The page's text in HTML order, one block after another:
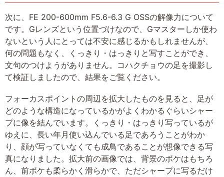
次に、FE 200-600mm F5.6-6.3 G OSSの解像力について
です。Gレンズという位置づけなので、Gマスターしか使わ
ないという人にとっては不安に感じるかもしれませんが、
何の問題もなく、くっきり・はっきりと写すことができ、
文句のつけようがありません。コハクチョウの足を撮影し
て検証しましたので、結果をご覧ください。
フォーカスポイントの周辺を拡大したものを見ると、足が
どのような構造になっているかがよくわかるぐらいシャー
プに像を結んでいます。くっきり・はっきり写っているが
ゆえに、長い年月使い込んでいる足であろうことがわか
り、顔が写っていなくても成鳥であることが想像できる写
真になりました。拡大前の画像では、背景のボケはもちろ
ん、前ボケも柔らかく滑らかで、ただシャープに写るだけ